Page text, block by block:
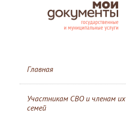
Главная
Участникам СВО и членам их
семей